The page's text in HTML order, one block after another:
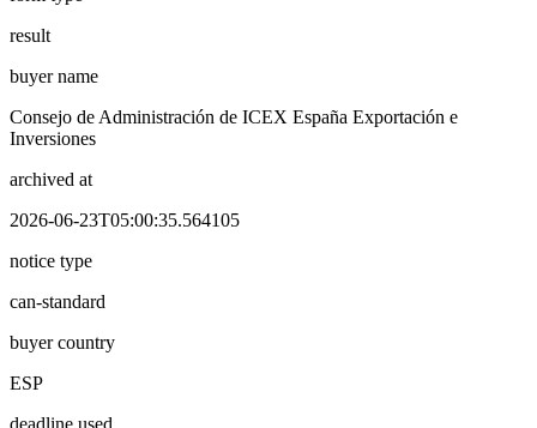
result
buyer name
Consejo de Administración de ICEX España Exportación e
Inversiones
archived at
2026-06-23T05:00:35.564105
notice type
can-standard
buyer country
ESP
deadline used